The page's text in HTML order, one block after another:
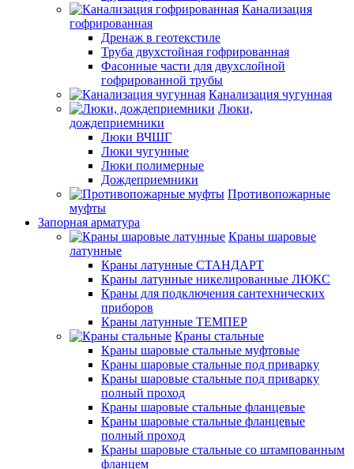
Канализация
гофрированная
Дренаж в геотекстиле
Труба двухстойная гофрированная
Фасонные части для двухслойной
гофрированной трубы
Канализация чугунная
Люки,
дождеприемники
Люки ВЧШГ
Люки чугунные
Люки полимерные
Дождеприемники
Противопожарные
муфты
Запорная арматура
Краны шаровые
латунные
Краны латунные СТАНДАРТ
Краны латунные никелированные ЛЮКС
Краны для подключения сантехнических
приборов
Краны латунные ТЕМПЕР
Краны стальные
Краны шаровые стальные муфтовые
Краны шаровые стальные под приварку
Краны шаровые стальные под приварку
полный проход
Краны шаровые стальные фланцевые
Краны шаровые стальные фланцевые
полный проход
Краны шаровые стальные со штампованным
фланцем